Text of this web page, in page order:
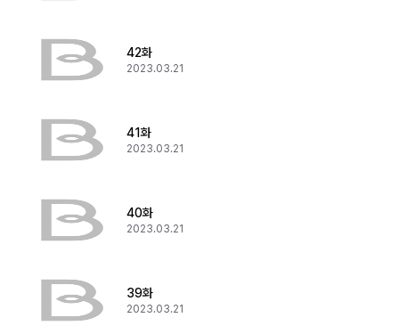
42화
2023.03.21
41화
2023.03.21
40화
2023.03.21
39화
2023.03.21